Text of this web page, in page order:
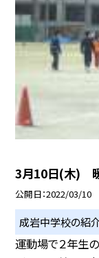
3月10日(木)
公開日 2022/03/10
成岩中学校の紹
運動場で２年生の